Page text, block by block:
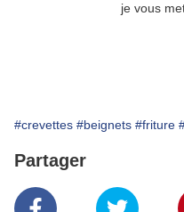
je vous
#crevettes #beignets #friture
Partager